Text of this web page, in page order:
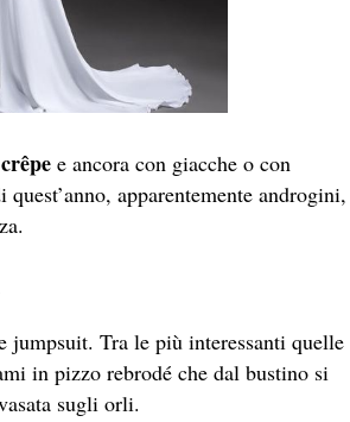
e ancora con giacche o con
apparentemente androgini,
jumpsuit. Tra le più interessanti quelle
in pizzo rebrodé che dal bustino si
sugli orli.